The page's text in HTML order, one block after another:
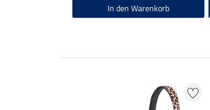
In den Warenkorb